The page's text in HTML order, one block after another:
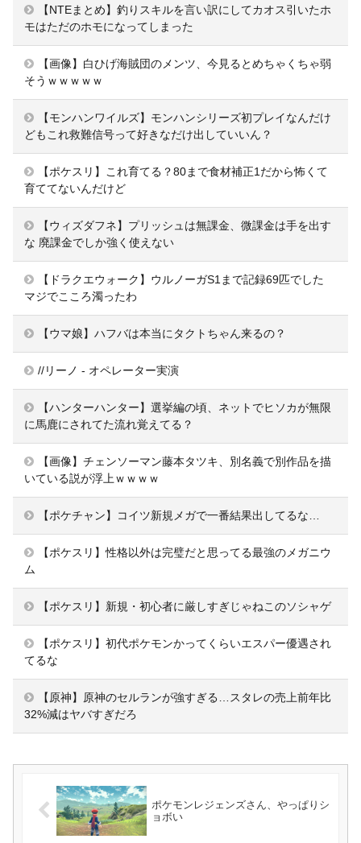
【NTEまとめ】釣りスキルを言い訳にしてカオス引いたホ
モはただのホモになってしまった
【画像】白ひげ海賊団のメンツ、今見るとめちゃくちゃ弱
そうｗｗｗｗｗ
【モンハンワイルズ】モンハンシリーズ初プレイなんだけ
どもこれ救難信号って好きなだけ出していいん？
【ポケスリ】これ育てる？80まで食材補正1だから怖くて
育ててないんだけど
【ウィズダフネ】プリッシュは無課金、微課金は手を出す
な 廃課金でしか強く使えない
【ドラクエウォーク】ウルノーガS1まで記録69匹でした
マジでこころ濁ったわ
【ウマ娘】ハフバは本当にタクトちゃん来るの？
//リーノ - オペレーター実演
【ハンターハンター】選挙編の頃、ネットでヒソカが無限
に馬鹿にされてた流れ覚えてる？
【画像】チェンソーマン藤本タツキ、別名義で別作品を描
いている説が浮上ｗｗｗｗ
【ポケチャン】コイツ新規メガで一番結果出してるな…
【ポケスリ】性格以外は完璧だと思ってる最強のメガニウ
ム
【ポケスリ】新規・初心者に厳しすぎじゃねこのソシャゲ
【ポケスリ】初代ポケモンかってくらいエスパー優遇され
てるな
【原神】原神のセルランが強すぎる…スタレの売上前年比
32%減はヤバすぎだろ
ポケモンレジェンズさん、やっぱりシ
ョボい